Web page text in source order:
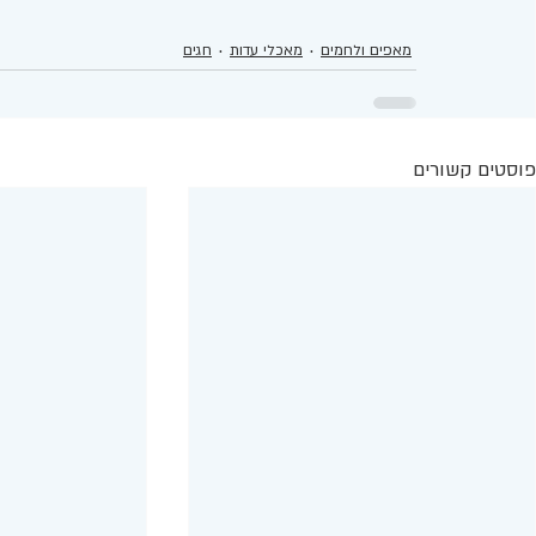
מאפים ולחמים מאכלי עדות חגים
פוסטים קשורים